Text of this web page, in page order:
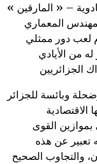
– « المارقين »
المعماري
لعب دور ممثلي
من الأيادي
وبائسة للجزائر
الاقتصادية
بموازين القوى
تعبير عن هذه
والتجاوب الصحيح